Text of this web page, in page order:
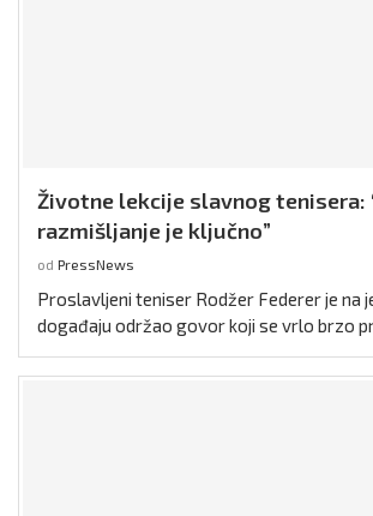
Životne lekcije slavnog tenisera:
razmišljanje je ključno”
od PressNews
Proslavljeni teniser Rodžer Federer je na
događaju održao govor koji se vrlo brzo